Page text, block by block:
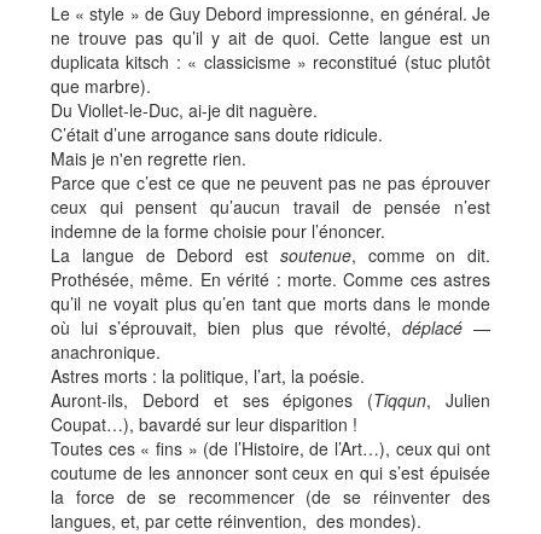
Le « style » de Guy Debord impressionne, en général. Je
ne trouve pas qu’il y ait de quoi. Cette langue est un
duplicata kitsch : « classicisme » reconstitué (stuc plutôt
que marbre).
Du Viollet-le-Duc, ai-je dit naguère.
C’était d’une arrogance sans doute ridicule.
Mais je n'en regrette rien.
Parce que c’est ce que ne peuvent pas ne pas éprouver
ceux qui pensent qu’aucun travail de pensée n’est
indemne de la forme choisie pour l’énoncer.
La langue de Debord est soutenue, comme on dit.
Prothésée, même. En vérité : morte. Comme ces astres
qu’il ne voyait plus qu’en tant que morts dans le monde
où lui s’éprouvait, bien plus que révolté, déplacé —
anachronique.
Astres morts : la politique, l’art, la poésie.
Auront-ils, Debord et ses épigones (Tiqqun, Julien
Coupat…), bavardé sur leur disparition !
Toutes ces « fins » (de l’Histoire, de l’Art…), ceux qui ont
coutume de les annoncer sont ceux en qui s’est épuisée
la force de se recommencer (de se réinventer des
langues, et, par cette réinvention, des mondes).